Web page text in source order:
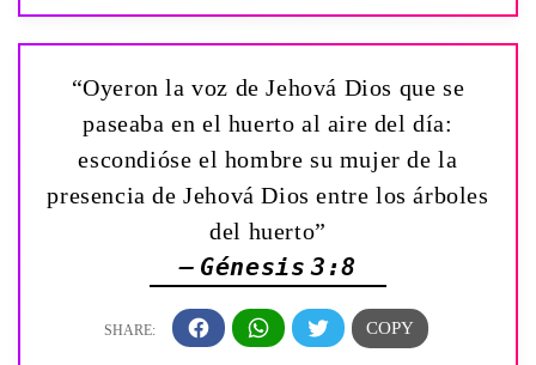
“Oyeron la voz de Jehová Dios que se
paseaba en el huerto al aire del día:
escondióse el hombre su mujer de la
presencia de Jehová Dios entre los árboles
del huerto”
— Génesis 3:8